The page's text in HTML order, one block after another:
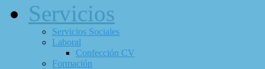
Servicios
Servicios Sociales
Laboral
Confección CV
Formación